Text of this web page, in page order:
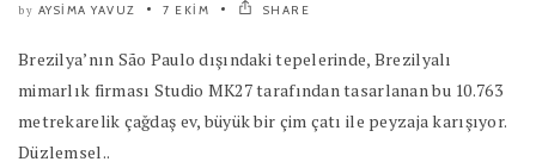
by AYSIMA YAVUZ 7 EKIM SHARE
Brezilya’nın São Paulo dışındaki tepelerinde, Brezilyalı
mimarlık firması Studio MK27 tarafından tasarlanan bu 10.763
metrekarelik çağdaş ev, büyük bir çim çatı ile peyzaja karışıyor.
Düzlemsel..